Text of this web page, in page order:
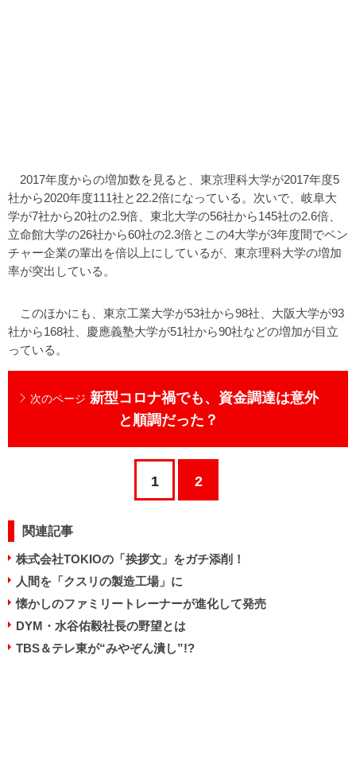
2017年度からの増加数を見ると、東京理科大学が2017年度5
社から2020年度111社と22.2倍になっている。次いで、岐阜大
学が7社から20社の2.9倍、東北大学の56社から145社の2.6倍、
立命館大学の26社から60社の2.3倍とこの4大学が3年度間でベン
チャー企業の輩出を倍以上にしているが、東京理科大学の増加
率が突出している。
このほかにも、東京工業大学が53社から98社、大阪大学が93
社から168社、慶應義塾大学が51社から90社などの増加が目立
っている。
次のページ 新型コロナ禍でも、資金調達は意外
と順調だった？
1 2
関連記事
株式会社TOKIOの「挨拶文」をガチ添削！
人間を「クスリの製造工場」に
懐かしのファミリートレーナーが進化して発売
DYM・水谷佑毅社長の野望とは
TBS＆テレ東が“みやぞん潰し”!?